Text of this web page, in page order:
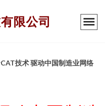
限公司
技术 驱动中国制造业网络